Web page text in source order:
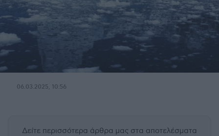
06.03.2025, 10:56
Δείτε περισσότερα άρθρα μας στα αποτελέσματα